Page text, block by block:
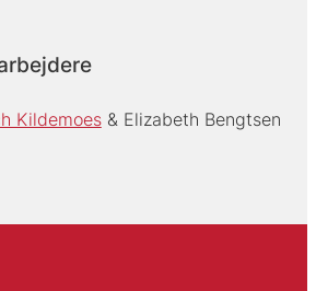
Kildemoes Elizabeth Bengtsen